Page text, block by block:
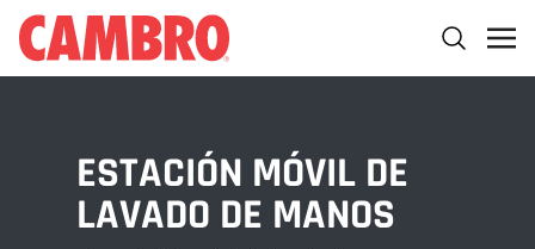
ESTACIÓN MÓVIL DE
LAVADO DE MANOS